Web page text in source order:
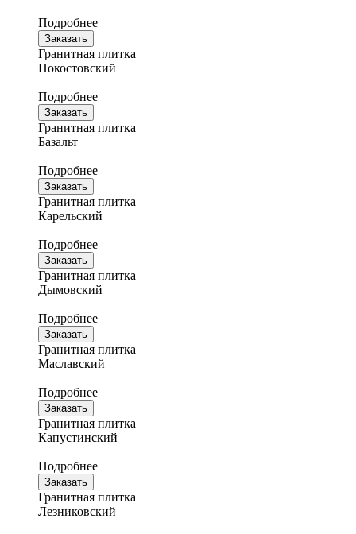
Подробнее
Заказать
Гранитная плитка
Покостовский
Подробнее
Заказать
Гранитная плитка
Базальт
Подробнее
Заказать
Гранитная плитка
Карельский
Подробнее
Заказать
Гранитная плитка
Дымовский
Подробнее
Заказать
Гранитная плитка
Маславский
Подробнее
Заказать
Гранитная плитка
Капустинский
Подробнее
Заказать
Гранитная плитка
Лезниковский